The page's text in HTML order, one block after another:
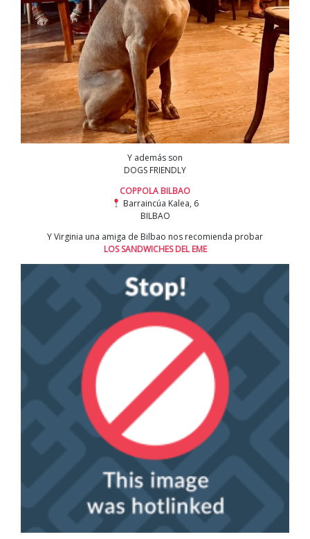
Y además son
DOGS FRIENDLY
COPPOLA BILBAO
Barraincúa Kalea, 6
BILBAO
Y Virginia una amiga de Bilbao nos recomienda probar
LOS SANDWICHES DEL EME